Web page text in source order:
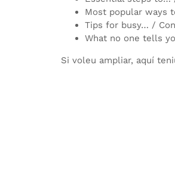
Most popular ways
Tips for busy… /
What no one tells
Si voleu ampliar, aquí